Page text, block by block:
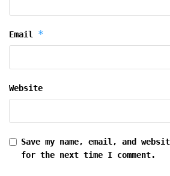
Email *
Website
Save my name, email, and
for the next time I comment.